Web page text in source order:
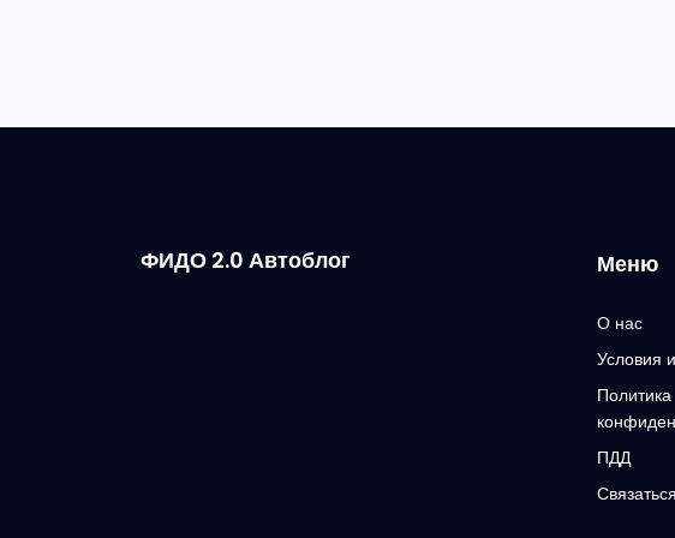
ФИДО 2.0 Автоблог Меню
О нас
Условия
Политика
ПДД
Связаться